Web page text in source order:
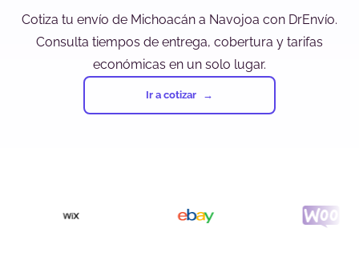
Cotiza tu envío de Michoacán a Navojoa con DrEnvío.
Consulta tiempos de entrega, cobertura y tarifas
económicas en un solo lugar.
Ir a cotizar